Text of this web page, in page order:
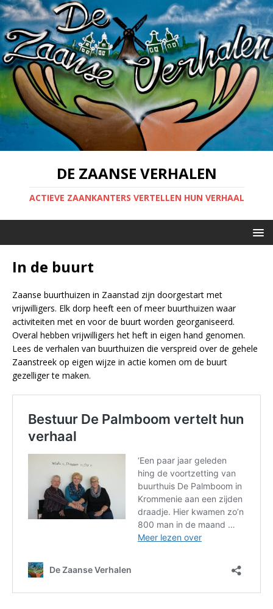
DE ZAANSE VERHALEN
ACTIEVE ZAANKANTERS VERTELLEN HUN VERHAAL
In de buurt
Zaanse buurthuizen in Zaanstad zijn doorgestart met
vrijwilligers. Elk dorp heeft een of meer buurthuizen waar
activiteiten met en voor de buurt worden georganiseerd.
Overal hebben vrijwilligers het heft in eigen hand genomen.
Lees de verhalen van buurthuizen die verspreid over de gehele
Zaanstreek op eigen wijze in actie komen om de buurt
gezelliger te maken.